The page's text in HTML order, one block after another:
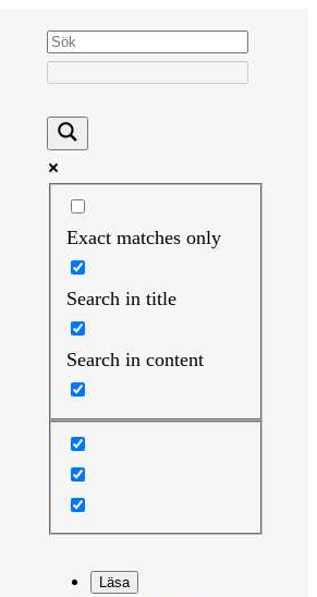
Exact matches only
Search in title
Search in content
Läsa